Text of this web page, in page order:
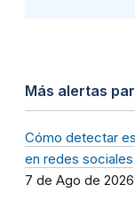
Más alertas
Cómo detectar
en redes sociales
7 de Ago de 2026